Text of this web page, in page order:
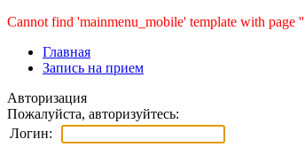
Cannot find 'mainmenu_mobile' template with page ''
Главная
Запись на прием
Авторизация
Пожалуйста, авторизуйтесь:
Логин: